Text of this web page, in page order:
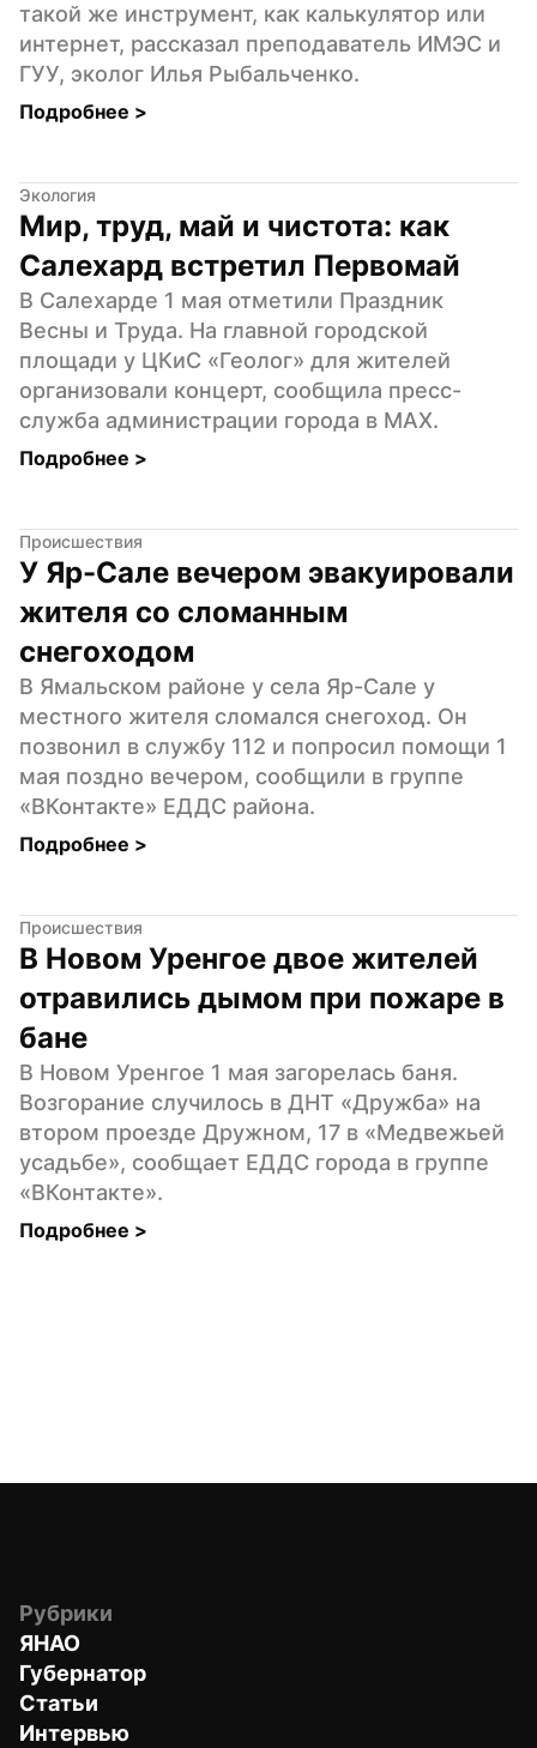
такой же инструмент, как калькулятор или
интернет, рассказал преподаватель ИМЭС и
ГУУ, эколог Илья Рыбальченко.
Подробнее >
Экология
Мир, труд, май и чистота: как
Салехард встретил Первомай
В Салехарде 1 мая отметили Праздник
Весны и Труда. На главной городской
площади у ЦКиС «Геолог» для жителей
организовали концерт, сообщила пресс-
служба администрации города в MAX.
Подробнее >
Происшествия
У Яр-Сале вечером эвакуировали
жителя со сломанным
снегоходом
В Ямальском районе у села Яр-Сале у
местного жителя сломался снегоход. Он
позвонил в службу 112 и попросил помощи 1
мая поздно вечером, сообщили в группе
«ВКонтакте» ЕДДС района.
Подробнее >
Происшествия
В Новом Уренгое двое жителей
отравились дымом при пожаре в
бане
В Новом Уренгое 1 мая загорелась баня.
Возгорание случилось в ДНТ «Дружба» на
втором проезде Дружном, 17 в «Медвежьей
усадьбе», сообщает ЕДДС города в группе
«ВКонтакте».
Подробнее >
Рубрики
ЯНАО
Губернатор
Статьи
Интервью